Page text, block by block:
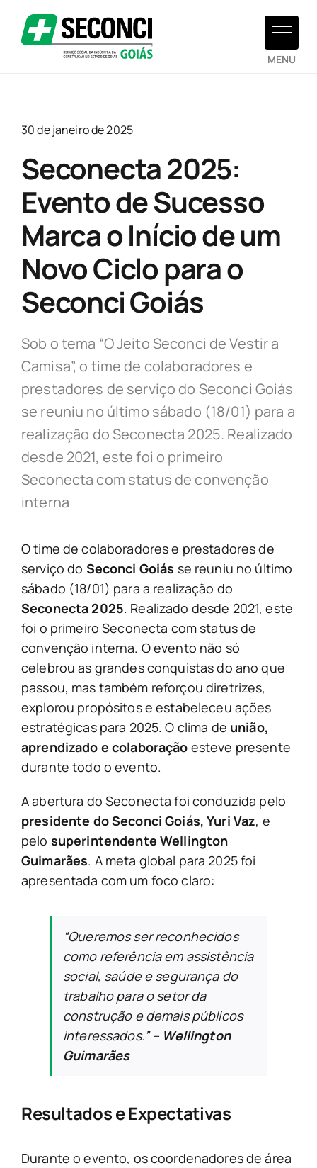
para
30 de janeiro de 2025
Seconecta 2025:
Evento de Sucesso
Marca o Início de um
Novo Ciclo para o
Seconci Goiás
Sob o tema “O Jeito Seconci de Vestir a
Camisa”, o time de colaboradores e
prestadores de serviço do Seconci Goiás
se reuniu no último sábado (18/01) para a
realização do Seconecta 2025. Realizado
desde 2021, este foi o primeiro
Seconecta com status de convenção
interna
O time de colaboradores e prestadores de
serviço do Seconci Goiás se reuniu no último
sábado (18/01) para a realização do
Seconecta 2025. Realizado desde 2021, este
foi o primeiro Seconecta com status de
convenção interna. O evento não só
celebrou as grandes conquistas do ano que
passou, mas também reforçou diretrizes,
explorou propósitos e estabeleceu ações
estratégicas para 2025. O clima de união,
aprendizado e colaboração esteve presente
durante todo o evento.
A abertura do Seconecta foi conduzida pelo
presidente do Seconci Goiás, Yuri Vaz, e
pelo superintendente Wellington
Guimarães. A meta global para 2025 foi
apresentada com um foco claro:
“Queremos ser reconhecidos
como referência em assistência
social, saúde e segurança do
trabalho para o setor da
construção e demais públicos
interessados.”– Wellington
Guimarães
Resultados e Expectativas
Durante o evento, os coordenadores de área